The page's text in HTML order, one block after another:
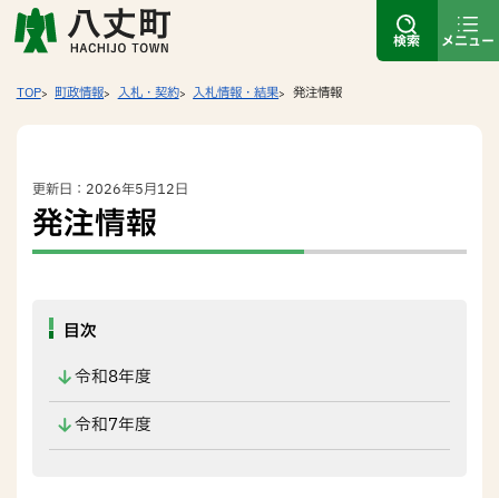
検索 メニュー
TOP 町政情報 入札・契約 入札情報・結果 発注情報
更新日：2026年5月12日
発注情報
目次
令和8年度
令和7年度